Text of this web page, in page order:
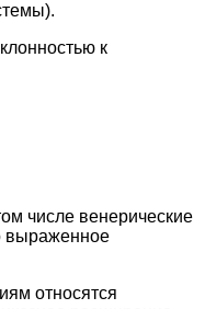
к
числе венерические
выраженное
относятся